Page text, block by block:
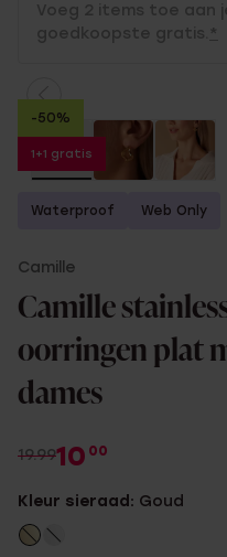
Voeg 2 items toe aan
goedkoopste gratis. *
-50%
1+1 gratis
Waterproof Web Only
Camille
Camille
oorringen plat
dames
19.9910 00
Kleur sieraad: Goud